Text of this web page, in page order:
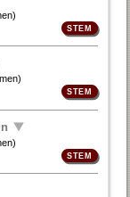
)
)
)